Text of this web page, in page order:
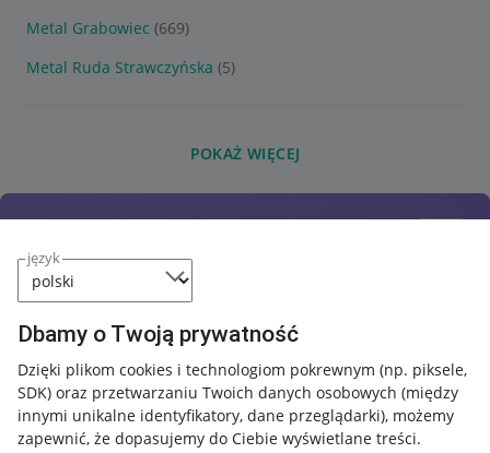
język
Dbamy o Twoją prywatność
Dzięki plikom cookies i technologiom pokrewnym (np. piksele,
SDK) oraz przetwarzaniu Twoich danych osobowych (między
innymi unikalne identyfikatory, dane przeglądarki), możemy
zapewnić, że dopasujemy do Ciebie wyświetlane treści.
Metal Grabowiec (669)
Metal Ruda Strawczyńska (5)
POKAŻ WIĘCEJ